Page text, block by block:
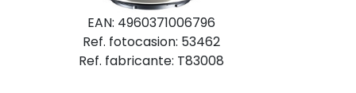
EAN: 4960371006796
Ref. fotocasion: 53462
Ref. fabricante: T83008